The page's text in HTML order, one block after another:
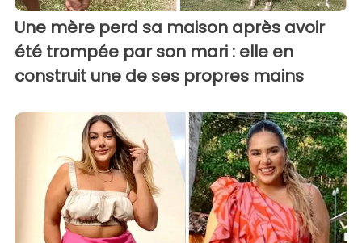
Une mère perd sa maison après avoir
été trompée par son mari : elle en
construit une de ses propres mains